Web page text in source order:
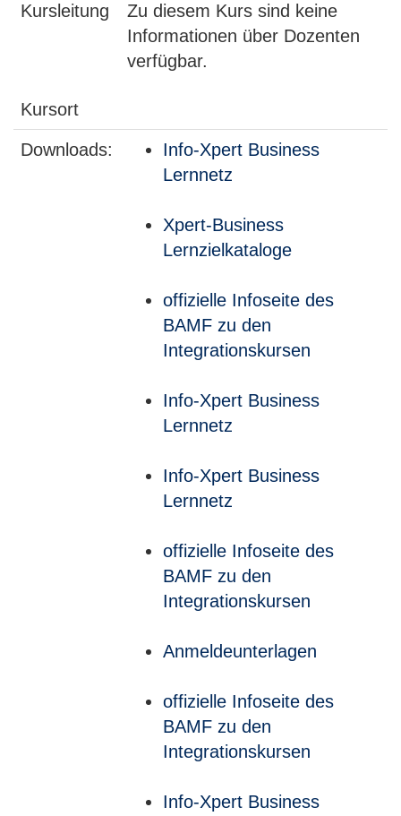
Kursleitung
Zu diesem Kurs sind keine
Informationen über Dozenten
verfügbar.
Kursort
Downloads:
Info-Xpert Business
Lernnetz
Xpert-Business
Lernzielkataloge
offizielle Infoseite des
BAMF zu den
Integrationskursen
Info-Xpert Business
Lernnetz
Info-Xpert Business
Lernnetz
offizielle Infoseite des
BAMF zu den
Integrationskursen
Anmeldeunterlagen
offizielle Infoseite des
BAMF zu den
Integrationskursen
Info-Xpert Business